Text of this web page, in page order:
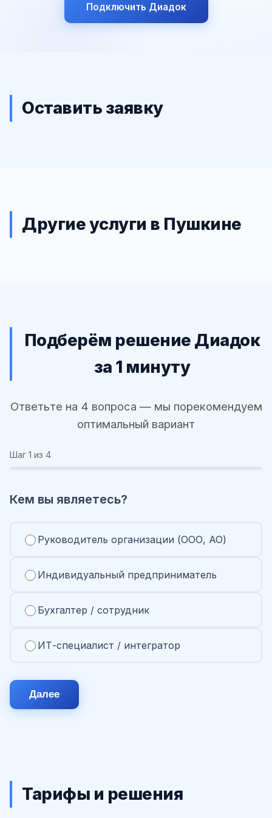
Подключить Диадок
Оставить заявку
Другие услуги в Пушкине
Подберём решение Диадок
за 1 минуту
Ответьте на 4 вопроса — мы порекомендуем
оптимальный вариант
Шаг 1 из 4
Кем вы являетесь?
Руководитель организации (ООО, АО)
Индивидуальный предприниматель
Бухгалтер / сотрудник
ИТ-специалист / интегратор
Далее
Тарифы и решения